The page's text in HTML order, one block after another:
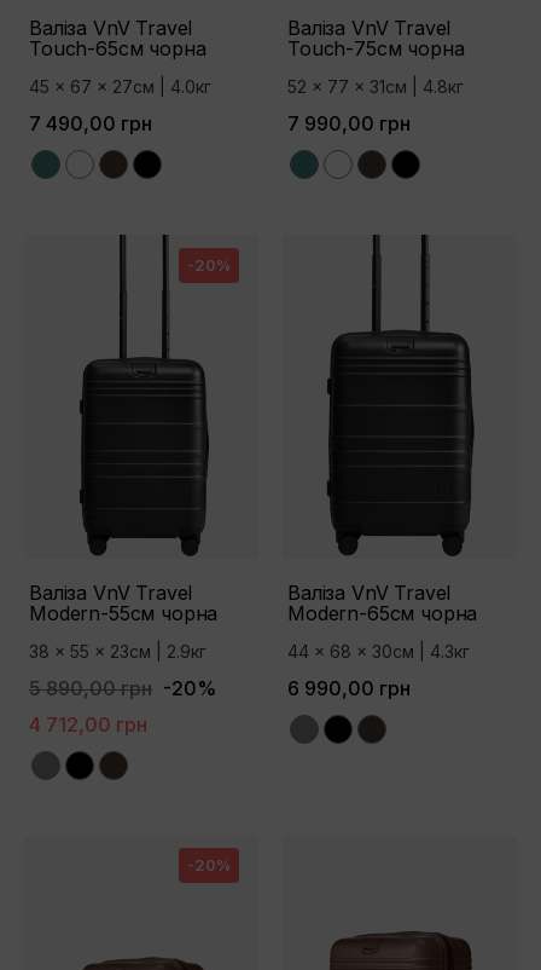
Валіза VnV Travel
Touch-65см чорна
45 x 67 x 27см | 4.0кг
7 490,00 грн
GreenWhiteBrownBlack
Валіза VnV Travel
Touch-75см чорна
52 x 77 x 31см | 4.8кг
7 990,00 грн
GreenWhiteBrownBlack
Валіза VnV Travel
Modern-55см чорна
38 x 55 x 23см | 2.9кг
5 890,00 грн -20%
4 712,00 грн
GreyBlackBrown
-20%
Валіза VnV Travel
Modern-65см чорна
44 x 68 x 30см | 4.3кг
6 990,00 грн
GreyBlackBrown
-20%